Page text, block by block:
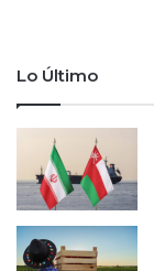
Lo Último